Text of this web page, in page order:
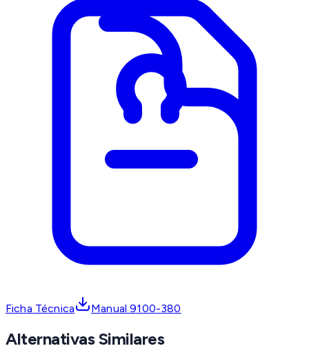
Ficha Técnica Manual 9100-380
Alternativas Similares